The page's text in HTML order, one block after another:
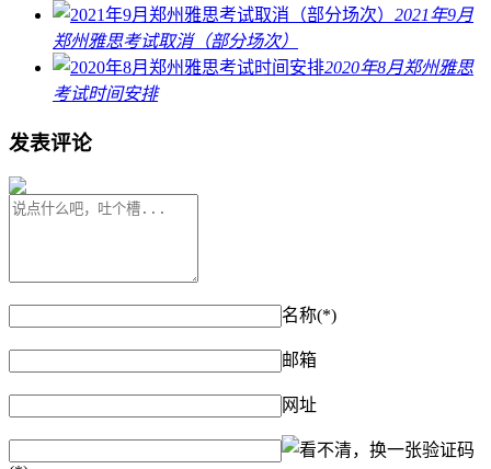
2021年9月
郑州雅思考试取消（部分场次）
2020年8月郑州雅思
考试时间安排
发表评论
名称(*)
邮箱
网址
验证码